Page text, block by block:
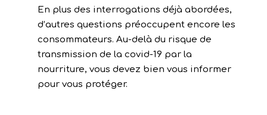
En plus des interrogations déjà abordées,
d’autres questions préoccupent encore les
consommateurs. Au-delà du risque de
transmission de la covid-19 par la
nourriture, vous devez bien vous informer
pour vous protéger.